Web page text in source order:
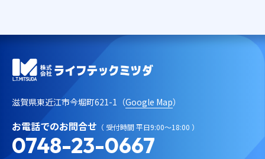
滋賀県東近江市今堀町621-1（Google Map）
お電話でのお問合せ （ 受付時間 平日9:00～18:00 ）
0748-23-0667